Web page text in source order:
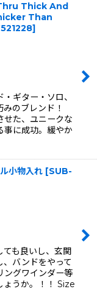
Thick And
Than
]
ギター・ソロ、
みのブレンド！
せた、ユニークな
事に成功。緩やか
小物入れ [SUB-
ても良いし、玄関
、バンドをやって
ングワインダー等
ょうか。！！ Size